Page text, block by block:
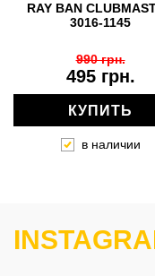
RAY BAN
3016-1145
495 грн.
990 грн.
КУПИТЬ
в наличии